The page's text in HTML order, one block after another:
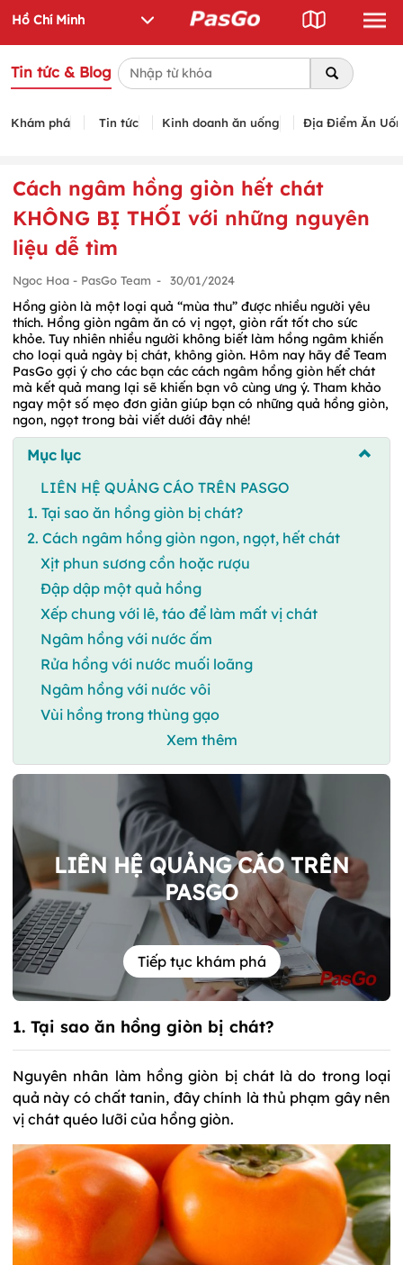
Tin tức & Blog
Khám phá Tin tức Kinh doanh ăn uống Địa Điểm Ăn
Cách ngâm hồng giòn hết chát
KHÔNG BỊ THỐI với những nguyên
liệu dễ tìm
Ngoc Hoa - PasGo Team - 30/01/2024
Hồng giòn là một loại quả “mùa thu” được nhiều người yêu
thích. Hồng giòn ngâm ăn có vị ngọt, giòn rất tốt cho sức
khỏe. Tuy nhiên nhiều người không biết làm hồng ngâm khiến
cho loại quả ngày bị chát, không giòn. Hôm nay hãy để Team
PasGo gợi ý cho các bạn các cách ngâm hồng giòn hết chát
mà kết quả mang lại sẽ khiến bạn vô cùng ưng ý. Tham khảo
ngay một số mẹo đơn giản giúp bạn có những quả hồng giòn,
ngon, ngọt trong bài viết dưới đây nhé!
Mục lục
LIÊN HỆ QUẢNG CÁO TRÊN PASGO
1. Tại sao ăn hồng giòn bị chát?
2. Cách ngâm hồng giòn ngon, ngọt, hết chát
Xịt phun sương cồn hoặc rượu
Đập dập một quả hồng
Xếp chung với lê, táo để làm mất vị chát
Ngâm hồng với nước ấm
Rửa hồng với nước muối loãng
Ngâm hồng với nước vôi
Vùi hồng trong thùng gạo
Xem thêm
LIÊN HỆ QUẢNG CÁO TRÊN
PASGO
Tiếp tục khám phá
1. Tại sao ăn hồng giòn bị chát?
Nguyên nhân làm hồng giòn bị chát là do trong loại
quả này có chất tanin, đây chính là thủ phạm gây nên
vị chát quéo lưỡi của hồng giòn.